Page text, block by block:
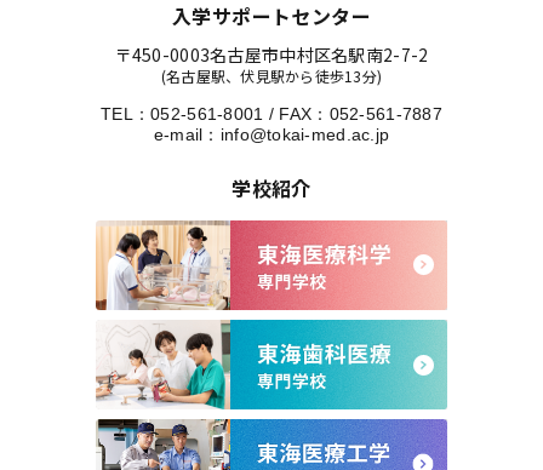
入学サポートセンター
〒450-0003名古屋市中村区名駅南2-7-2
(名古屋駅、伏見駅から徒歩13分)
TEL：052-561-8001 / FAX：052-561-7887
e-mail： info@tokai-med.ac.jp
学校紹介